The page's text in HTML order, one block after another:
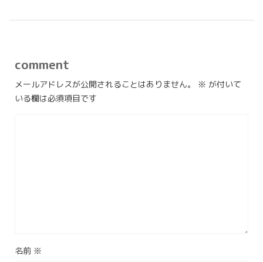
comment
メールアドレスが公開されることはありません。 ※ が付いて
いる欄は必須項目です
名前 ※